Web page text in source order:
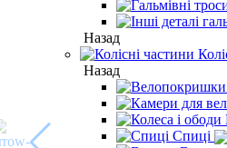
Назад
Назад
Спиці